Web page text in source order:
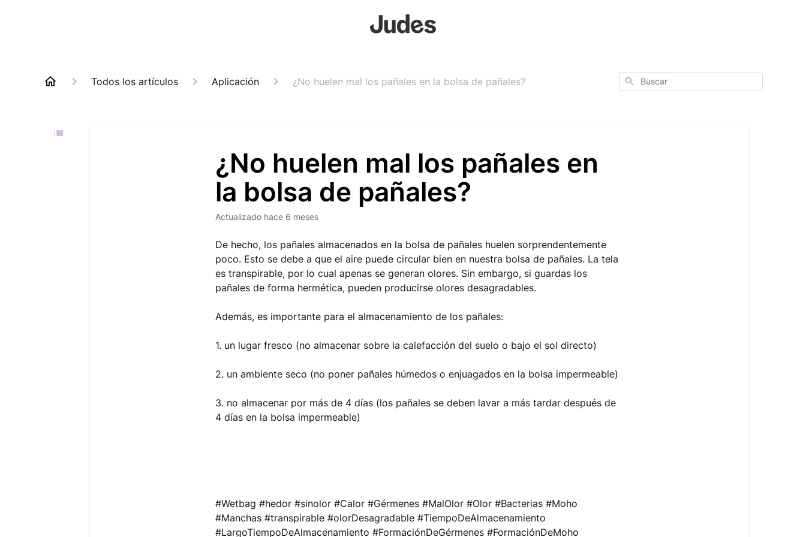
Todos los artículos Aplicación ¿No huelen mal los pañales en la bolsa de pañales? Buscar
¿No huelen mal los pañales en
la bolsa de pañales?
Actualizado hace 6 meses
De hecho, los pañales almacenados en la bolsa de pañales huelen sorprendentemente
poco. Esto se debe a que el aire puede circular bien en nuestra bolsa de pañales. La tela
es transpirable, por lo cual apenas se generan olores. Sin embargo, si guardas los
pañales de forma hermética, pueden producirse olores desagradables.
Además, es importante para el almacenamiento de los pañales:
1. un lugar fresco (no almacenar sobre la calefacción del suelo o bajo el sol directo)
2. un ambiente seco (no poner pañales húmedos o enjuagados en la bolsa impermeable)
3. no almacenar por más de 4 días (los pañales se deben lavar a más tardar después de
4 días en la bolsa impermeable)
#Wetbag #hedor #sinolor #Calor #Gérmenes #MalOlor #Olor #Bacterias #Moho
#Manchas #transpirable #olorDesagradable #TiempoDeAlmacenamiento
#LargoTiempoDeAlmacenamiento #FormaciónDeGérmenes #FormaciónDeMoho